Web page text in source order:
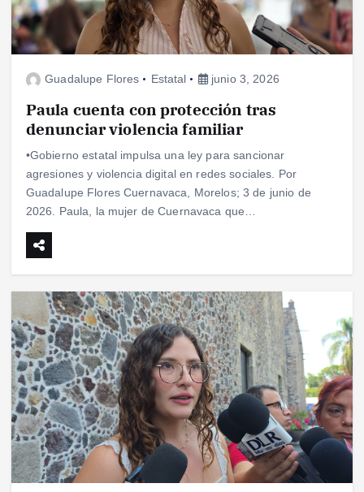
Guadalupe Flores Estatal junio 3, 2026
Paula cuenta con protección tras
denunciar violencia familiar
•Gobierno estatal impulsa una ley para sancionar
agresiones y violencia digital en redes sociales. Por
Guadalupe Flores Cuernavaca, Morelos; 3 de junio de
2026. Paula, la mujer de Cuernavaca que…